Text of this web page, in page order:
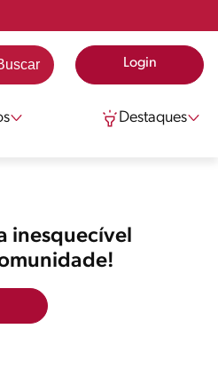
Login
Destaques
inesquecível